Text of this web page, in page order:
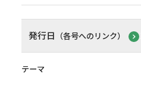
発行日 （各号へのリンク）
テーマ